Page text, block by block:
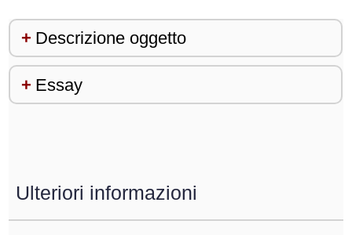
Descrizione oggetto
Essay
Ulteriori informazioni